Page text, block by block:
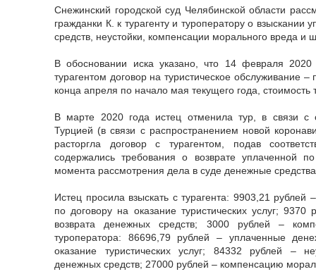
Снежинский городской суд Челябинской области
гражданки К. к турагенту и туроператору о взыскании
средств, неустойки, компенсации морального вреда и
В обосновании иска указано, что 14 февраля
турагентом договор на туристическое обслуживание
конца апреля по начало мая текущего года, стоимость
В марте 2020 года истец отменила тур, в связи с
Турцией (в связи с распространением новой
расторгла договор с турагентом, подав
содержались требования о возврате уплаченной
момента рассмотрения дела в суде денежные
Истец просила взыскать с турагента: 9903,21
по договору на оказание туристических услуг; 9370
возврата денежных средств; 3000 рублей –
туроператора: 86696,79 рублей – уплаченные
оказание туристических услуг; 84332 рублей –
денежных средств; 27000 рублей – компенсацию